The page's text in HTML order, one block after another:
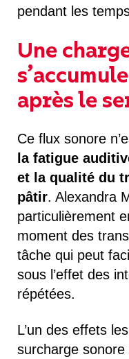
pendant les
Une
après le
Ce flux sonore
la fatigue
et la qualité du
pâtir. Alexandra
particulièrement
moment des
tâche qui peut
sous l’effet des
répétées.
L’un des effets
surcharge